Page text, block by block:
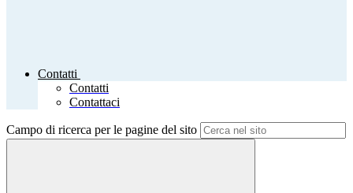
Contatti
Contatti
Contattaci
Campo di ricerca per le pagine del sito